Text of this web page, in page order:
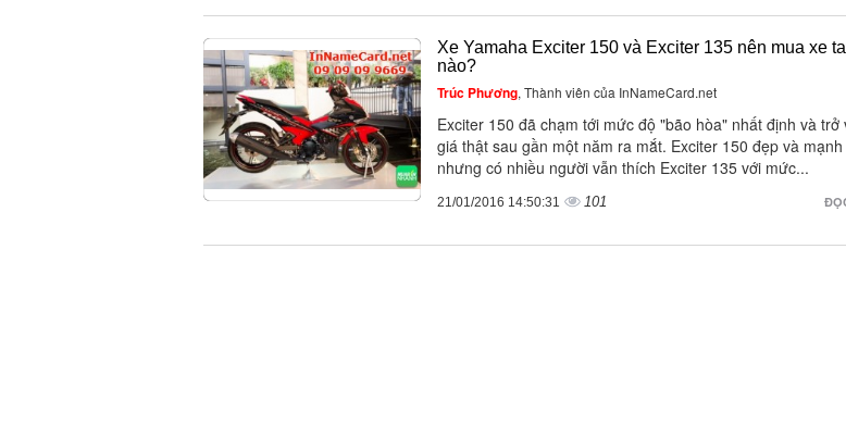
Xe Yamaha Exciter 150 và Exciter 135 nên mua xe
nào?
Trúc Phương, Thành viên của InNameCard.net
Exciter 150 đã chạm tới mức độ "bão hòa" nhất định và trở
giá thật sau gần một năm ra mắt. Exciter 150 đẹp và
nhưng có nhiều người vẫn thích Exciter 135 với mức...
21/01/2016 14:50:31 101